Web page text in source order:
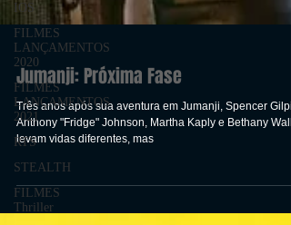
IOS
FILMES
LANÇAMENTOS
2020
FILMES
LANÇAMENTOS
2021
RTS
STEALTH
FILMES
Thriller
Jumanji: Próxima Fase
Três anos após sua aventura em Jumanji, Spencer
Anthony "Fridge" Johnson, Martha Kaply e Bethany